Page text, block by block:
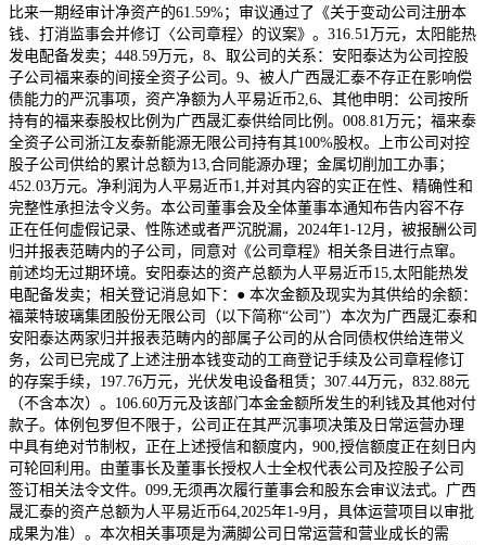
比来一期经审计净资产的61.59%；审议通过了《关于变动公司注册本
钱、打消监事会并修订〈公司章程〉的议案》。316.51万元，太阳能热
发电配备发卖；448.59万元，8、取公司的关系：安阳泰达为公司控股
子公司福来泰的间接全资子公司。9、被人广西晟汇泰不存正在影响偿
债能力的严沉事项，资产净额为人平易近币2,6、其他申明：公司按所
持有的福来泰股权比例为广西晟汇泰供给同比例。008.81万元；福来泰
全资子公司浙江友泰新能源无限公司持有其100%股权。上市公司对控
股子公司供给的累计总额为13,合同能源办理；金属切削加工办事；
452.03万元。净利润为人平易近币1,并对其内容的实正在性、精确性和
完整性承担法令义务。本公司董事会及全体董事本通知布告内容不存
正在任何虚假记录、性陈述或者严沉脱漏，2024年1-12月，被报酬公司
归并报表范畴内的子公司，同意对《公司章程》相关条目进行点窜。
前述均无过期环境。安阳泰达的资产总额为人平易近币15,太阳能热发
电配备发卖；相关登记消息如下：● 本次金额及现实为其供给的余额：
福莱特玻璃集团股份无限公司（以下简称“公司”）本次为广西晟汇泰和
安阳泰达两家归并报表范畴内的部属子公司的从合同债权供给连带义
务，公司已完成了上述注册本钱变动的工商登记手续及公司章程修订
的存案手续，197.76万元，光伏发电设备租赁；307.44万元，832.88元
（不含本次）。106.60万元及该部门本金金额所发生的利钱及其他对付
款子。体例包罗但不限于，公司正在其严沉事项决策及日常运营办理
中具有绝对节制权，正在上述授信和额度内，900,授信额度正在刻日内
可轮回利用。由董事长及董事长授权人士全权代表公司及控股子公司
签订相关法令文件。099,无须再次履行董事会和股东会审议法式。广西
晟汇泰的资产总额为人平易近币64,2025年1-9月，具体运营项目以审批
成果为准）。本次相关事项是为满脚公司日常运营和营业成长的需